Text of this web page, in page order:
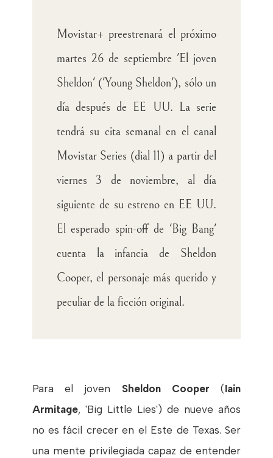
Movistar+ preestrenará el próximo
martes 26 de septiembre 'El joven
Sheldon' ('Young Sheldon'), sólo un
día después de EE UU. La serie
tendrá su cita semanal en el canal
Movistar Series (dial 11) a partir del
viernes 3 de noviembre, al día
siguiente de su estreno en EE UU.
El esperado spin-off de 'Big Bang'
cuenta la infancia de Sheldon
Cooper, el personaje más querido y
peculiar de la ficción original.
Para el joven Sheldon Cooper (Iain
Armitage, 'Big Little Lies') de nueve años
no es fácil crecer en el Este de Texas. Ser
una mente privilegiada capaz de entender